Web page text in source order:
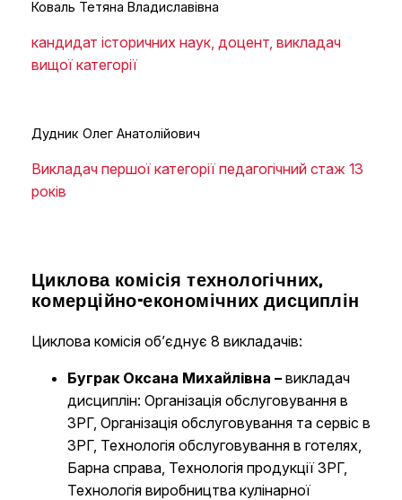
Коваль Тетяна Владиславівна
кандидат історичних наук, доцент, викладач
вищої категорії
Дудник Олег Анатолійович
Викладач першої категорії педагогічний стаж 13
років
Циклова комісія технологічних,
комерційно-економічних дисциплін
Циклова комісія об’єднує 8 викладачів:
Буграк Оксана Михайлівна – викладач
дисциплін: Організація обслуговування в
ЗРГ, Організація обслуговування та сервіс в
ЗРГ, Технологія обслуговування в готелях,
Барна справа, Технологія продукції ЗРГ,
Технологія виробництва кулінарної